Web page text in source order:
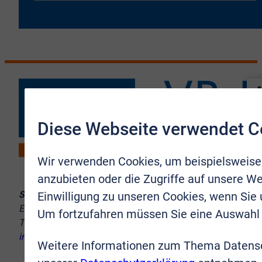
Sie erreichen uns:
Europaplatz 10–12, 53721 Siegburg
Telefon:
info@vr-immobilien-brs.de
Diese Webseite verwendet
Wir verwenden Cookies, um
anzubieten oder die Zugriffe auf unsere
Einwilligung zu unseren Cookies, wenn
Um fortzufahren müssen Sie eine
Weitere Informationen zum Thema